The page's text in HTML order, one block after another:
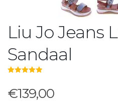
Liu Jo Jeans
Sandaal
€139,00